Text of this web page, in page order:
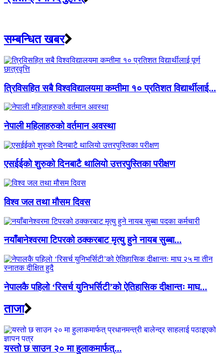
सम्बन्धित खबर
त्रिविसहित सबै विश्वविद्यालयमा कम्तीमा १० प्रतिशत विद्यार्थीलाई...
नेपाली महिलाहरुको वर्तमान अवस्था
एसईईको शुरुको दिनबाटै थालियो उत्तरपुस्तिका परीक्षण
विश्व जल तथा मौसम दिवस
नयाँबानेश्वरमा टिपरको ठक्करबाट मृत्यु हुने नायब सुब्बा...
नेपालकै पहिलो ‘रिसर्च युनिभर्सिटी’को ऐतिहासिक दीक्षान्तः माघ...
ताजा
यस्तो छ साउन २० मा हुलाकमार्फत्...